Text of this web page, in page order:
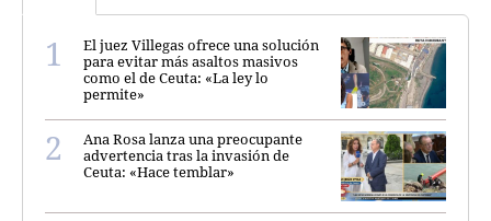
El juez Villegas ofrece una solución
para evitar más asaltos masivos
como el de Ceuta: «La ley lo
permite»
Ana Rosa lanza una preocupante
advertencia tras la invasión de
Ceuta: «Hace temblar»